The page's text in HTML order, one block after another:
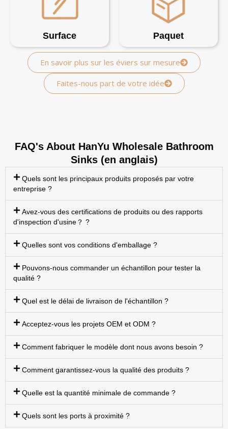
Surface Paquet
En savoir plus sur les éviers sur mesure
Faites-nous part de votre idée
FAQ's About HanYu Wholesale Bathroom
Sinks (en anglais)
Quels sont les principaux produits proposés par votre
entreprise ?
Avez-vous des certifications de produits ou des rapports
d'inspection d'usine？ ?
Quelles sont vos conditions d'emballage ?
Pouvons-nous commander un échantillon pour tester la
qualité ?
Quel est le délai de livraison de l'échantillon ?
Acceptez-vous les projets OEM et ODM ?
Comment fabriquer le modèle dont nous avons besoin ?
Comment garantissez-vous la qualité des produits ?
Quelle est la quantité minimale de commande ?
Quels sont les ports à proximité ?